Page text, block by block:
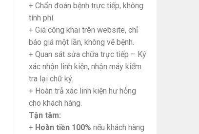
+ Chẩn đoán bệnh trực tiếp, không
tính phí.
+ Giá công khai trên website, chỉ
báo giá một lần, không vẽ bệnh.
+ Quan sát sửa chữa trực tiếp – Ký
xác nhận linh kiện, nhận máy kiểm
tra lại chữ ký.
+ Hoàn trả xác linh kiện hư hỏng
cho khách hàng.
Tận tâm:
+ Hoàn tiền 100% nếu khách hàng